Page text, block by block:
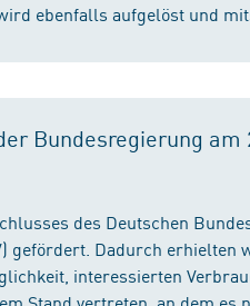
ebenfalls aufgelöst und
Bundesregierung am
des Deutschen
Dadurch erhielten
interessierten